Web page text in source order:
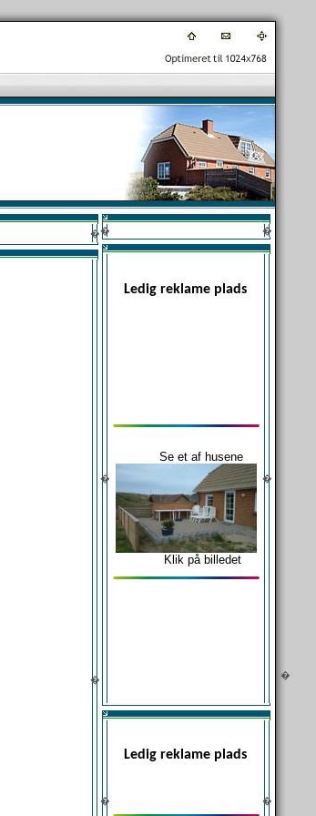
�
�
� �
�
Ledig reklame plads
Se et af husene
Klik på billedet
�
�
Ledig reklame plads
�
�